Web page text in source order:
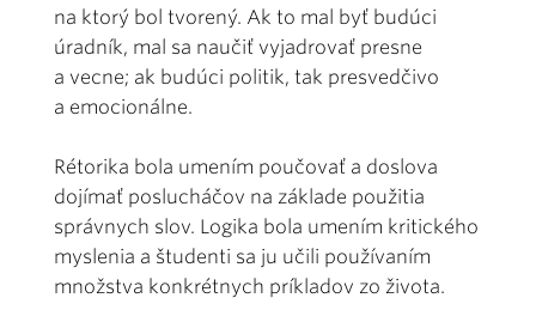
na ktorý bol tvorený. Ak to mal byť budúci
úradník, mal sa naučiť vyjadrovať presne
a vecne; ak budúci politik, tak presvedčivo
a emocionálne.
Rétorika bola umením poučovať a doslova
dojímať poslucháčov na základe použitia
správnych slov. Logika bola umením kritického
myslenia a študenti sa ju učili používaním
množstva konkrétnych príkladov zo života.